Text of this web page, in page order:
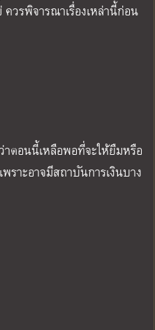
วรพิจารณาเรื่องเหล่านี้ก่อน
าตอนนี้เหลือพอที่จะให้ยืมหรือ
ราะอาจมีสถาบันการเงินบาง